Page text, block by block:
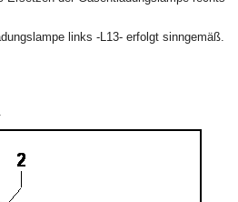
links -L13- erfolgt sinngemäß.